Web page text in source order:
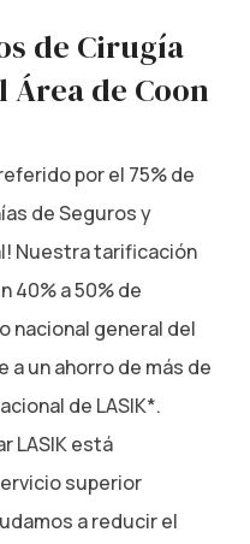
de Cirugía
Área de Coon
por el 75% de
de Seguros y
Nuestra tarificación
40% a 50% de
nacional general del
a un ahorro de más de
de LASIK*.
LASIK está
superior
a reducir el